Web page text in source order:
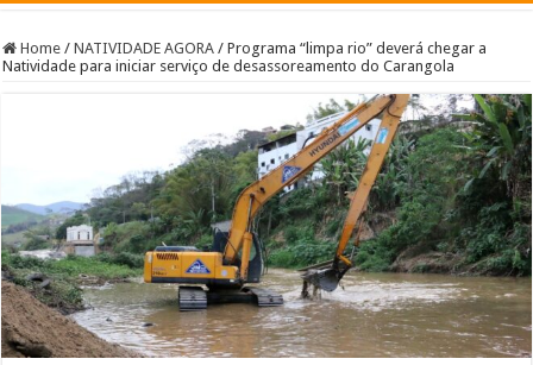
Home / NATIVIDADE AGORA / Programa “limpa rio” deverá chegar a
Natividade para iniciar serviço de desassoreamento do Carangola